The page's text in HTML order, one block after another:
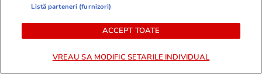
GSP.ro
Cu ei dă Gigi război! » „Armata”
de 12 acționari care bagă bani la
Fanii sunt în
Listă parteneri (furnizori)
ACCEPT TOATE
VREAU SA MODIFIC SETARILE INDIVIDUAL